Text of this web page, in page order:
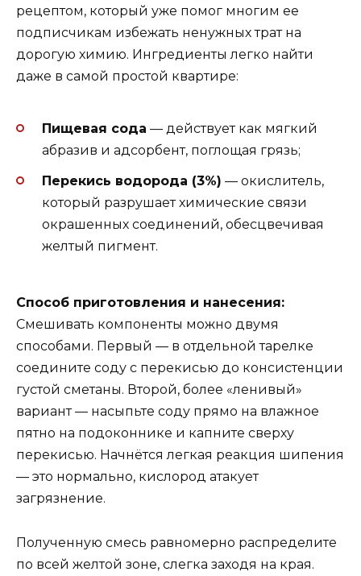
рецептом, который уже помог многим ее
подписчикам избежать ненужных трат на
дорогую химию. Ингредиенты легко найти
даже в самой простой квартире:
Пищевая сода — действует как мягкий
абразив и адсорбент, поглощая грязь;
Перекись водорода (3%) — окислитель,
который разрушает химические связи
окрашенных соединений, обесцвечивая
желтый пигмент.
Способ приготовления и нанесения:
Смешивать компоненты можно двумя
способами. Первый — в отдельной тарелке
соедините соду с перекисью до консистенции
густой сметаны. Второй, более «ленивый»
вариант — насыпьте соду прямо на влажное
пятно на подоконнике и капните сверху
перекисью. Начнётся легкая реакция шипения
— это нормально, кислород атакует
загрязнение.
Полученную смесь равномерно распределите
по всей желтой зоне, слегка заходя на края.